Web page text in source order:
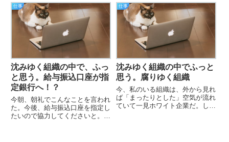
面接、取引先からの紹介で面接が
決まり始めており、比較的順調だ
と思います。また、転職サイトに
2社登録もしてます。さすがに
てもらえるようになったのは気持
ち整理解雇用の小さな盾を手に入
れたような気になった。赤字では
あるものの周辺企業との賃金差
仕事
沈みゆく組織の中で、ふっ
と思う。給与振込口座が指
定銀行へ！？
今朝、朝礼でこんなことを言われ
た。今後、給与振込口座を指定し
たいので協力してくださいと。な
仕事
沈みゆく組織の中でふっと
思う。腐りゆく組織
今、私のいる組織は、外から見れ
ば「まったりとした」空気が流れ
ていて一見ホワイト企業だ。しか